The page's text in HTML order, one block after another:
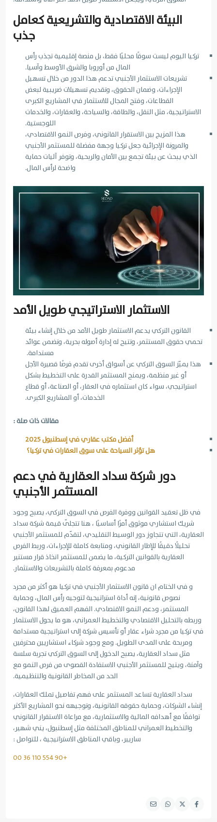
البيئة الاقتصادية والتشريعية كعامل
جذب
تركيا اليوم ليست سوقًا محليًا فقط، بل منصة إقليمية تجذب رأس
المال من أوروبا والشرق الأوسط وآسيا.
تشريعات الاستثمار الأجنبي تدعم هذا الدور من خلال تسهيل
الإجراءات، وضمان الحقوق، وتقديم تسهيلات ضريبية لبعض
القطاعات، وفتح المجال للاستثمار في المشاريع الكبرى
الاستراتيجية، مثل النقل، والطاقة، والسياحة، والعقارات، والخدمات
اللوجستية.
هذا المزيج بين الاستقرار القانوني، وفرص النمو الاقتصادي،
والمرونة الإجرائية جعل تركيا وجهة مفضلة للمستثمر الأجنبي
الذي يبحث عن بيئة تجمع بين الأمان والربحية، وتوفر آليات حماية
واضحة لرأس المال.
الاستثمار الاستراتيجي طويل الأمد
القانون التركي يدعم الاستثمار طويل الأمد من خلال إنشاء بيئة
تحمي حقوق المستثمر، وتتيح له إدارة أصوله بحرية، وتضمن عوائد
مستدامة.
هذا يميّز السوق التركي عن أسواق أخرى تقدم فرصًا قصيرة الأجل
أو غير منظمة، ويمنح المستثمر القدرة على التخطيط بشكل
استراتيجي، سواء كان استثماره في العقار، أو الصناعة، أو قطاع
الخدمات، أو المشاريع الكبرى.
مقالات ذات صلة :
أفضل مكتب عقاري في إسطنبول 2025
هل تؤثر السياحة على سوق العقارات في تركيا؟
دور شركة سداد العقارية في دعم
المستثمر الأجنبي
في ظل تعقيد القوانين ووفرة الفرص في السوق التركي، يصبح وجود
شريك استشاري موثوق أمرًا أساسيًا ، هنا تتجلّى قيمة شركة سداد
العقارية، التي تتجاوز دور الوسيط التقليدي، لتقدّم للمستثمر الأجنبي
تحليلًا دقيقًا للإطار القانوني، ومتابعة كاملة للإجراءات، وربط الفرص
العقارية بالقوانين التركية، ما يضمن للمستثمر اتخاذ قرار مستنير
مدعوم بمعرفة كاملة بالتشريعات والاستثمار.
و في الختام ان قانون الاستثمار الأجنبي في تركيا هو أكثر من مجرد
نصوص قانونية، إنه أداة استراتيجية لتوجيه رأس المال، وحماية
المستثمر، ودعم النمو الاقتصادي. الفهم العميق لهذا القانون،
وربطه بالتحليل الاقتصادي والتخطيط العمراني، هو ما يحول الاستثمار
في تركيا من مجرد شراء عقار أو تأسيس شركة إلى استراتيجية مستدامة
ومربحة على المدى الطويل. ومع وجود شركاء استشاريين محترفين
مثل سداد العقارية، يصبح الدخول إلى السوق التركي تجربة سلسة
وآمنة، ويتيح للمستثمر الأجنبي الاستفادة القصوى من فرص النمو مع
الحد من المخاطر القانونية والتنظيمية.
سداد العقارية تساعد المستثمر على فهم تفاصيل تملك العقارات،
إنشاء الشركات، وحماية حقوقه القانونية، وتوجيهه نحو المشاريع الأكثر
توافقًا مع أهدافه المالية والاستثمارية، مع مراعاة الاستقرار القانوني
والتخطيط العمراني للمناطق المختلفة مثل إسطنبول، يني شهير،
ساريير، وباقي المناطق الاستراتيجية ، للتواصل :
+90 554 110 36 00